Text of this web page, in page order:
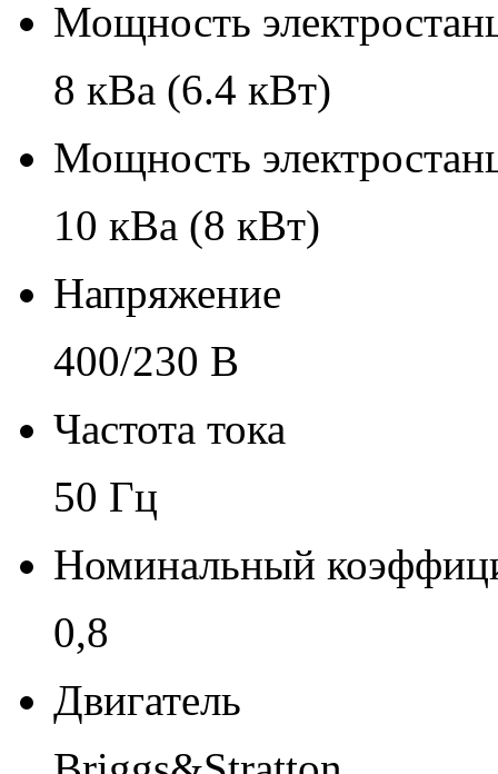
Мощность
8 кВа (6.4 кВт)
Мощность
10 кВа (8 кВт)
Напряжение
400/230 В
Частота тока
50 Гц
Номинальный
0,8
Двигатель